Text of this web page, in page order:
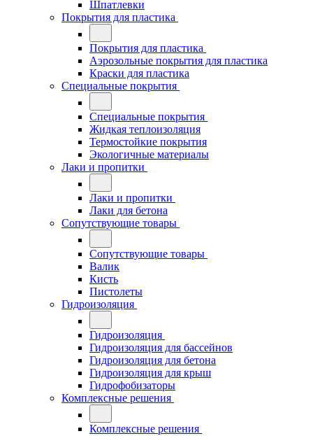
Шпатлевки
Покрытия для пластика
Покрытия для пластика
Аэрозольные покрытия для пластика
Краски для пластика
Специальные покрытия
Специальные покрытия
Жидкая теплоизоляция
Термостойкие покрытия
Экологичные материалы
Лаки и пропитки
Лаки и пропитки
Лаки для бетона
Сопутствующие товары
Сопутствующие товары
Валик
Кисть
Пистолеты
Гидроизоляция
Гидроизоляция
Гидроизоляция для бассейнов
Гидроизоляция для бетона
Гидроизоляция для крыш
Гидрофобизаторы
Комплексные решения
Комплексные решения